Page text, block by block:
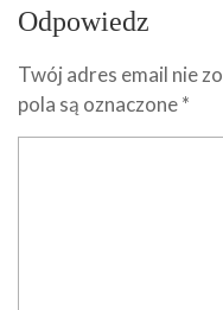
Odpowiedz
Twój adres email nie
pola są oznaczone*